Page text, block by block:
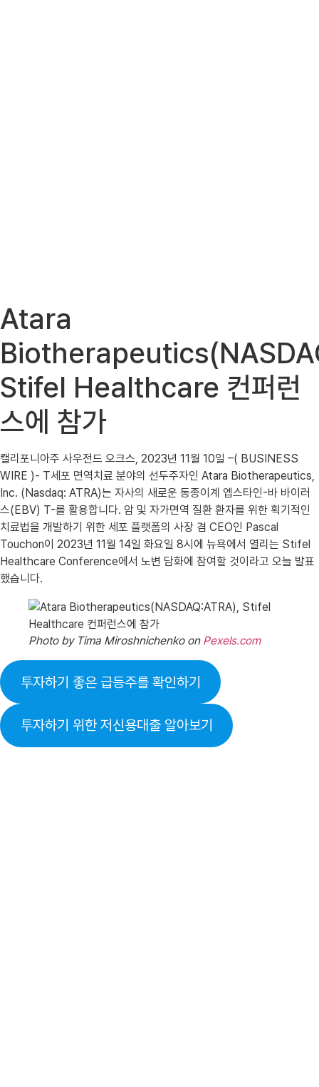
Atara
Stifel Healthcare 컨퍼런
스에 참가
캘리포니아주 사우전드 오크스, 2023년 11월 10일 –( BUSINESS
WIRE )- T세포 면역치료 분야의 선두주자인 Atara Biotherapeutics,
Inc. (Nasdaq: ATRA)는 자사의 새로운 동종이계 엡스타인-바 바이러
스(EBV) T-를 활용합니다. 암 및 자가면역 질환 환자를 위한 획기적인
치료법을 개발하기 위한 세포 플랫폼의 사장 겸 CEO인 Pascal
Touchon이 2023년 11월 14일 화요일 8시에 뉴욕에서 열리는 Stifel
Healthcare Conference에서 노변 담화에 참여할 것이라고 오늘 발표
했습니다.
Photo by Tima Miroshnichenko on Pexels.com
투자하기 좋은 급등주를 확인하기
투자하기 위한 저신용대출 알아보기